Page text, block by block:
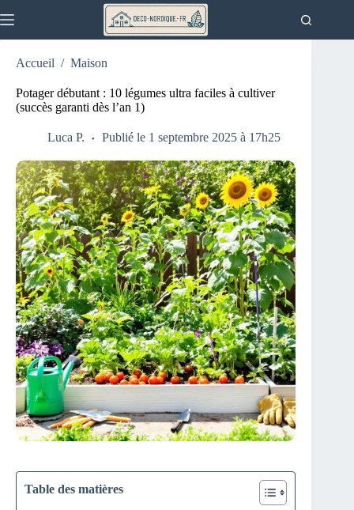
au
Accueil / Maison
Potager débutant : 10 légumes ultra faciles à cultiver
(succès garanti dès l’an 1)
Luca P. Publié le 1 septembre 2025 à 17h25
Table des matières